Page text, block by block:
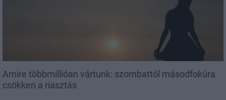
Amire többmillióan vártunk: szombattól másodfokúra
csökken a riasztás